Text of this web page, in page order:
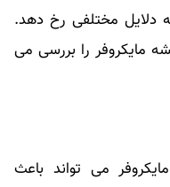
دلایل مختلفی رخ دهد.
مایکروفر را بررسی می‌
می ‌تواند باعث